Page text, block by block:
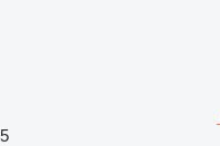
5